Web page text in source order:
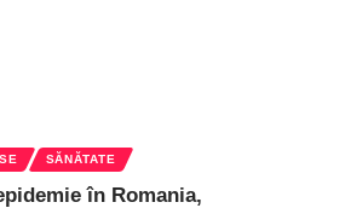
SĂNĂTATE
în Romania,